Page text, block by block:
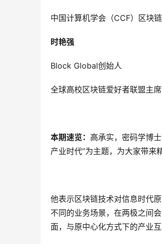
中国计算机学会（CCF）区块
时艳强
Block Global创始人
全球高校区块链爱好者联盟主席
本期速览： 高承实，密码学博
产业时代”为主题，为大家带来
他表示区块链技术对信息时代
不同的业务场景，在两极之间
面，与原中心化方式下的产业互